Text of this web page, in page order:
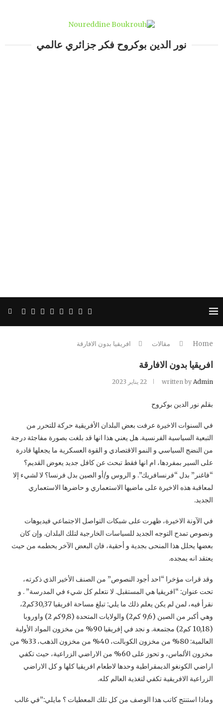
نور الدين بوكروح فكر جزائري عالمي
Home مقالات افریقيا بدون الافارقة
افریقيا بدون الافارقة
written by Admin 22 يناير 2023
بقلم نور الدین بوكروح
في السنوات الاخيرة عرفت بعض البلدان الأفريقية حركة للتحرر من
التبعية السياسية الفرنسية. هل يعني هذا انها قد بلغت بصورة مفاجئة درجة
من النضج السياسي و النمو الاقتصادي و القوة العسكرية ما يجعلها قادرة
على السير بمفردها، ام انها فقط تبحث عن كافل جديد يعوض القديم؟
“فاغنر” بدل “فرنسافريك”. و الروس و/أو الصين بدل فرنسا؟ لا لشيء إلا
لمعاقبة هذه الاخيرة على ماضيها الاستعماري و حاضرها الاستعماري
الجديد.
في الآونة الاخيرة، ظهرت على شبكات التواصل الاجتماعي فيديوهات
ونصوص تمدح التوجه الجديد للسياسات الخارجية لتلك البلدان. وإن كان
بعضها يحلل هذا المنحى بجدية و أحقية، فان البعض الآخر يحطمه من حيث
يعتقد انه يمجده.
وقد قرات مؤخرا “احد أجود النصوص” من الصنف الأخير الذي ذكرته،
تحت عنوان: “افريقيا هي المستقبل. لا نتعلم كل شيء في المدرسة” . و
نقرأ فيه، لمن لم يكن يعلم ذلك ما يلي: تبلغ مساحة افريقيا 30,37كم2،
وهي أكبر من الصين (9,6 كم2) والولايات المتحدة (9,8كم 2) واوروبا
(10,18 كم2) مجتمعة. و نجد في إفريقيا 90% من مخزون المواد الأولية
العالمية: 80% من مخزون الكوبالت، 40% من مخزون الذهب، 33% من
مخزون الألماس، و تحوز على 60% من الاراضي الزراعية، حيث تكفي
اراضي الكونغو الديمقراطية وحدها لاطعام افريقيا كلها و كل الاراضي
الزراعية الافريقية تكفي لتغذية العالم كله.
وماذا استنتج كاتب هذا الوصف من كل تلك المعطيات ؟ مایلي:”في غالب